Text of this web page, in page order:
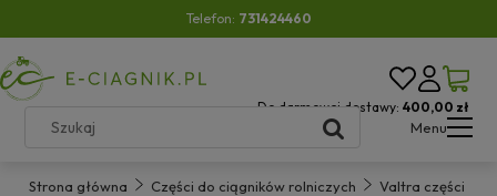
Telefon: 731424460
Do darmowej dostawy: 400,00 zł
Menu
Strona główna Części do ciągników rolniczych
Valtra części